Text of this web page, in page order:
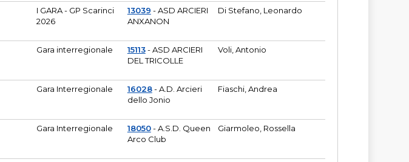
I GARA - GP Scarinci
2026
13039 - ASD ARCIERI
ANXANON
Di Stefano, Leonardo
Gara interregionale 15113- ASD ARCIERI
DEL TRICOLLE
Voli, Antonio
Gara Interregionale 16028- A.D. Arcieri
dello Jonio
Fiaschi, Andrea
Gara Interregionale 18050- A.S.D. Queen
Arco Club
Giarmoleo, Rossella